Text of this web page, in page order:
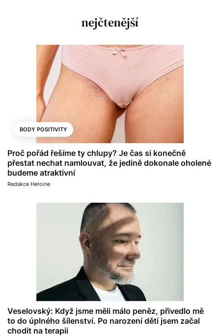
nejčtenější
BODY POSITIVITY
Proč pořád řešíme ty chlupy? Je čas si konečně
přestat nechat namlouvat, že jedině dokonale oholené
budeme atraktivní
Redakce Heroine
Veselovský: Když jsme měli málo peněz, přivedlo mě
to do úplného šílenství. Po narození dětí jsem začal
chodit na terapii